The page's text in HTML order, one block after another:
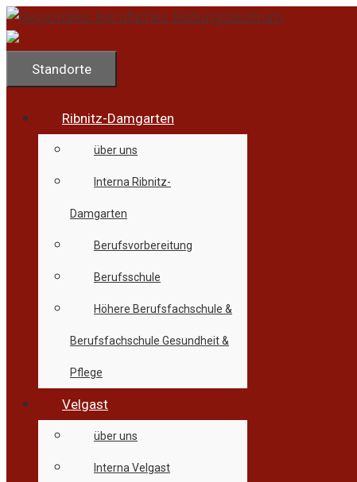
Zum
Inhalt
springenStandorte
Ribnitz-Damgarten
über uns
Interna Ribnitz-
Damgarten
Berufsvorbereitung
Berufsschule
Höhere Berufsfachschule &
Berufsfachschule Gesundheit &
Pflege
Velgast
über uns
Interna Velgast